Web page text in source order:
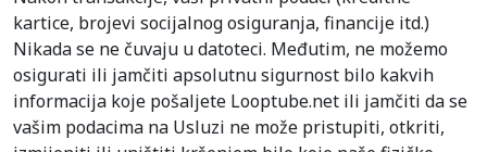
kartice, brojevi socijalnog osiguranja, financije itd.)
Nikada se ne čuvaju u datoteci. Međutim, ne možemo
osigurati ili jamčiti apsolutnu sigurnost bilo kakvih
informacija koje pošaljete Looptube.net ili jamčiti da se
vašim podacima na Usluzi ne može pristupiti, otkriti,